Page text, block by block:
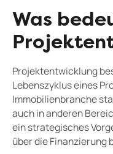
Was
Projektentwicklung
Lebenszyklus eines
Immobilienbranche
auch in anderen
ein strategisches
über die Finanzierung